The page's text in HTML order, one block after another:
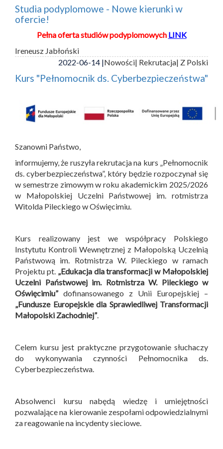
Studia podyplomowe - Nowe kierunki w
ofercie!
Pełna oferta studiów podyplomowych LINK
Ireneusz Jabłoński
2022-06-14 |Nowości| Rekrutacja| Z Polski
Kurs "Pełnomocnik ds. Cyberbezpieczeństwa"
Szanowni Państwo,
informujemy, że ruszyła rekrutacja na kurs „Pełnomocnik
ds. cyberbezpieczeństwa”, który będzie rozpoczynał się
w semestrze zimowym w roku akademickim 2025/2026
w Małopolskiej Uczelni Państwowej im. rotmistrza
Witolda Pileckiego w Oświęcimiu.
Kurs realizowany jest we współpracy Polskiego
Instytutu Kontroli Wewnętrznej z Małopolską Uczelnią
Państwową im. Rotmistrza W. Pileckiego w ramach
Projektu pt. „Edukacja dla transformacji w Małopolskiej
Uczelni Państwowej im. Rotmistrza W. Pileckiego w
Oświęcimiu”dofinansowanego z Unii Europejskiej –
„Fundusze Europejskie dla Sprawiedliwej Transformacji
Małopolski Zachodniej”.
Celem kursu jest praktyczne przygotowanie słuchaczy
do wykonywania czynności Pełnomocnika ds.
Cyberbezpieczeństwa.
Absolwenci kursu nabędą wiedzę i umiejętności
pozwalające na kierowanie zespołami odpowiedzialnymi
za reagowanie na incydenty sieciowe.